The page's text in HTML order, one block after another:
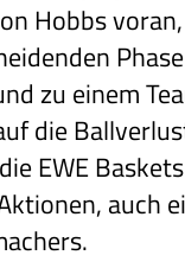
Hobbs
zu einem
die
EWE
auch